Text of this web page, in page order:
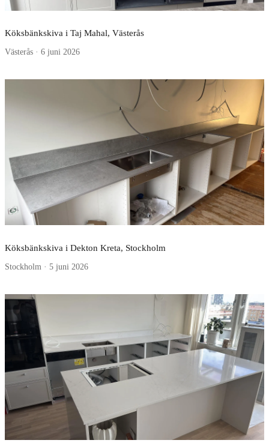
Köksbänkskiva i Taj Mahal, Västerås
Västerås · 6 juni 2026
Köksbänkskiva i Dekton Kreta, Stockholm
Stockholm · 5 juni 2026